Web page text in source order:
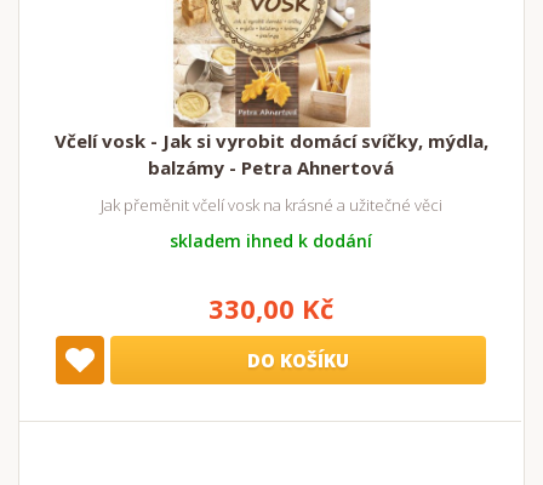
Včelí vosk - Jak si vyrobit domácí svíčky, mýdla,
balzámy - Petra Ahnertová
Jak přeměnit včelí vosk na krásné a užitečné věci
skladem ihned k dodání
330,00 Kč
DO KOŠÍKU